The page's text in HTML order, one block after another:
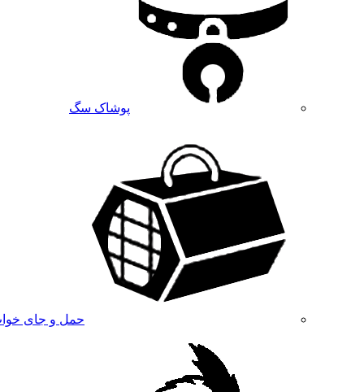
پوشاک سگ
حمل و جای